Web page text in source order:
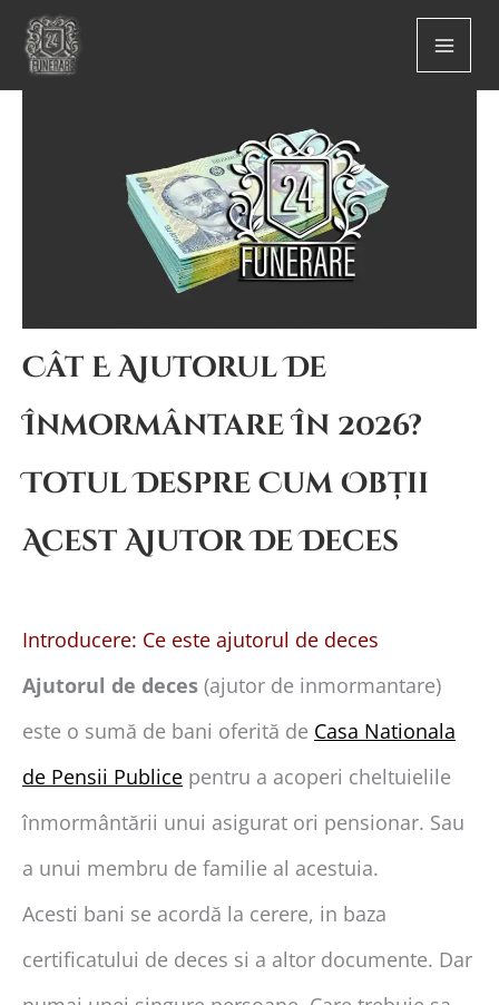
Skip
Cât E Ajutorul De
Înmormântare În 2026?
Totul Despre Cum Obții
Acest Ajutor De Deces
Introducere: Ce este ajutorul de deces
Ajutorul de deces (ajutor de inmormantare)
este o sumă de bani oferită de Casa Nationala
de Pensii Publice pentru a acoperi cheltuielile
înmormântării unui asigurat ori pensionar. Sau
a unui membru de familie al acestuia.
Acesti bani se acordă la cerere, in baza
certificatului de deces si a altor documente. Dar